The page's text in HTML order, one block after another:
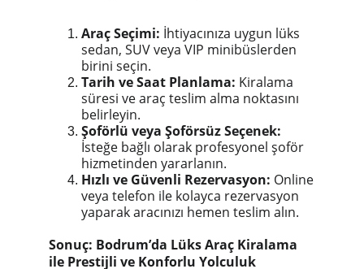
Araç Seçimi: İhtiyacınıza uygun lüks
sedan, SUV veya VIP minibüslerden
birini seçin.
Tarih ve Saat Planlama: Kiralama
süresi ve araç teslim alma noktasını
belirleyin.
Şoförlü veya Şoförsüz Seçenek:
İsteğe bağlı olarak profesyonel şoför
hizmetinden yararlanın.
Hızlı ve Güvenli Rezervasyon: Online
veya telefon ile kolayca rezervasyon
yaparak aracınızı hemen teslim alın.
Sonuç: Bodrum’da Lüks Araç Kiralama
ile Prestijli ve Konforlu Yolculuk